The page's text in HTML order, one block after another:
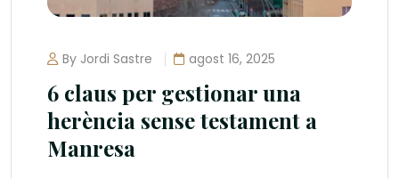
By Jordi Sastre agost 16, 2025
6 claus per gestionar una
herència sense testament a
Manresa